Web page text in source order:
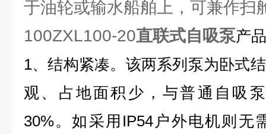
于油轮或输水船舶上，可兼作扫
100ZXL100-20直联式自吸泵产
1、结构紧凑。该两系列泵为卧式
观、占地面积少，与普通自吸
30%。如采用IP54户外电机则无